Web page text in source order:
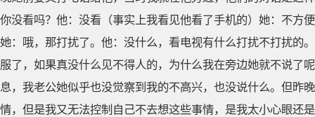
你没看吗？他：没看（事实上我看见他看了手机的）她：不方
她：哦，那打扰了。他：没什么，看电视有什么打扰不打扰的
服了，如果真没什么见不得人的，为什么我在旁边她就不说了
息，我老公她似乎也没觉察到我的不高兴，也没说什么。但昨
情，但是我又无法控制自己不去想这些事情，是我太小心眼还